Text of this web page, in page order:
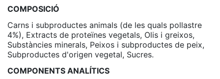
COMPOSICIÓ
Carns i subproductes animals (de les quals pollastre
4%), Extracts de proteïnes vegetals, Olis i greixos,
Substàncies minerals, Peixos i subproductes de peix,
Subproductes d'origen vegetal, Sucres.
COMPONENTS ANALÍTICS